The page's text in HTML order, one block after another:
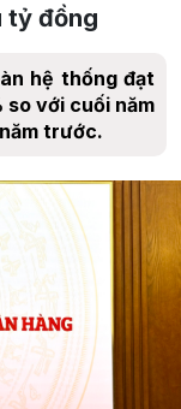
tỷ đồng
hệ thống đạt
so với cuối năm
trước.